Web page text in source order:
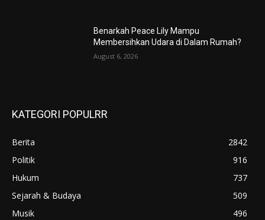
Benarkah Peace Lily Mampu
Membersihkan Udara di Dalam Rumah?
August 6, 2026
KATEGORI POPULRR
Berita
2842
Politik
916
Hukum
737
Sejarah & Budaya
509
Musik
496